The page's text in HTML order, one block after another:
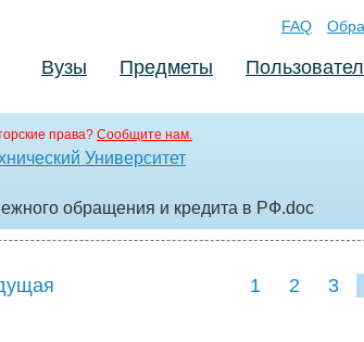
FAQ
Вузы Предметы
права? Сообщите нам.
Университет
обращения и кредита в РФ.doc
1 2 3